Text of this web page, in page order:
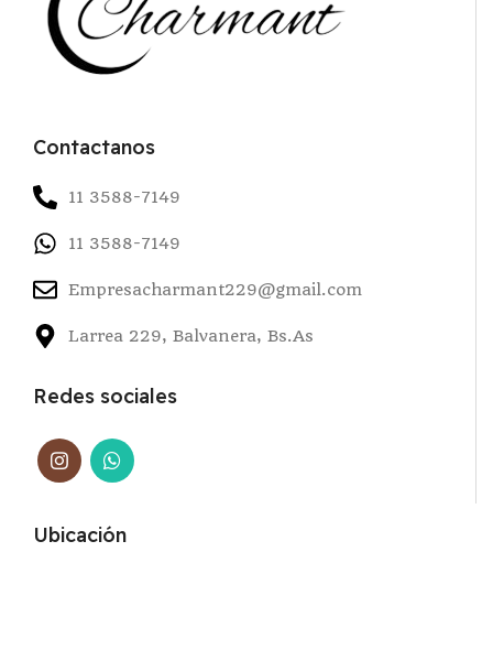
Contactanos
11 3588-7149
11 3588-7149
Empresacharmant229@gmail.com
Larrea 229, Balvanera, Bs.As
Redes sociales
Ubicación